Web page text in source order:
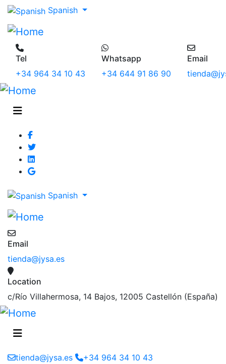
Spanish
Tel
+34 964 34 10 43
Whatsapp
+34 644 91 86 90
Email
Spanish
Email
tienda@jysa.es
Location
c/Río Villahermosa, 14 Bajos, 12005 Castellón (España)
tienda@jysa.es
+34 964 34 10 43